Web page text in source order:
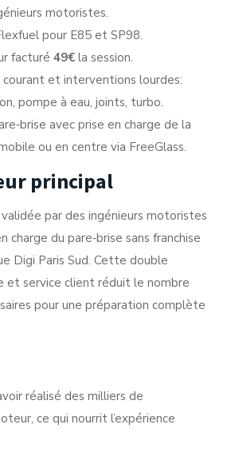
motoristes.
pour E85 et SP98.
facturé 49€ la session.
et interventions lourdes:
pompe à eau, joints, turbo.
avec prise en charge de la
ou en centre via FreeGlass.
principal
par des ingénieurs motoristes
charge du pare‑brise sans franchise
Digi Paris Sud. Cette double
et service client réduit le nombre
pour une préparation complète
réalisé des milliers de
ce qui nourrit l’expérience